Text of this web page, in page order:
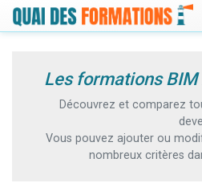
Les formations
Découvrez et comparez
Vous pouvez ajouter ou
nombreux critères